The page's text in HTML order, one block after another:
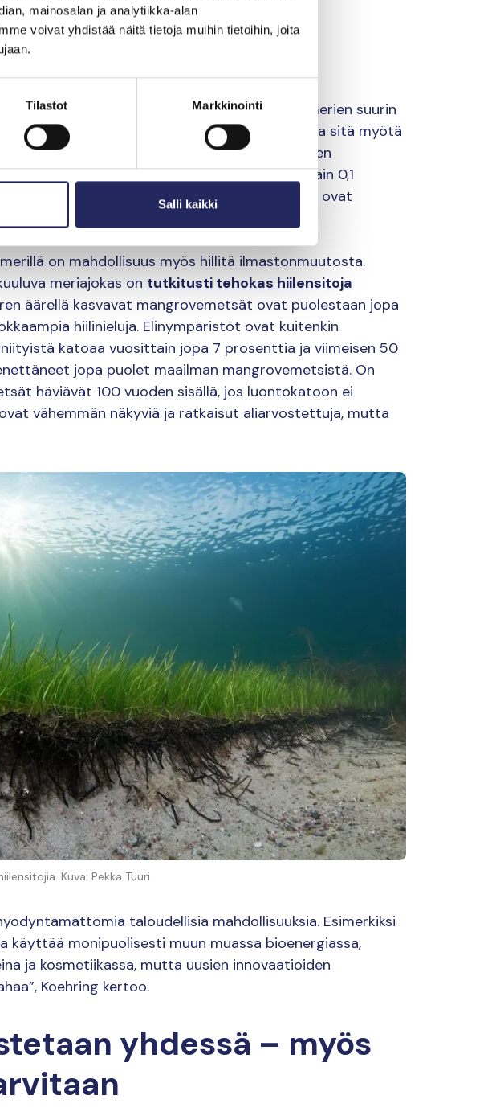
mainosalan ja analytiikka-alan
voivat yhdistää näitä tietoja muihin tietoihin, joita
Tilastot Markkinointi
Salli kaikki
kytkeytyy
vakavin ongelma, mutta mikä on maailman merien suurin
saasteet ja haitalliset aineet sekä luontokadon ja sitä myötä
Esimerkiksi alati hupenevien koralliriuttojen
kaloista, vaikka niiden pinta-ala kattaa vain 0,1
On sanomattakin selvää, miten tärkeitä korallit ovat
on mahdollisuus myös hillitä ilmastonmuutosta.
meriajokas on tutkitusti tehokas hiilensitoja
äärellä kasvavat mangrovemetsät ovat puolestaan jopa
hiilinieluja. Elinympäristöt ovat kuitenkin
katoaa vuosittain jopa 7 prosenttia ja viimeisen 50
jopa puolet maailman mangrovemetsistä. On
häviävät 100 vuoden sisällä, jos luontokatoon ei
vähemmän näkyviä ja ratkaisut aliarvostettuja, mutta
Kuva: Pekka Tuuri
taloudellisia mahdollisuuksia. Esimerkiksi
käyttää monipuolisesti muun muassa bioenergiassa,
ja kosmetiikassa, mutta uusien innovaatioiden
Koehring kertoo.
yhdessä – myös